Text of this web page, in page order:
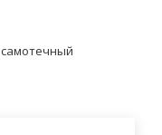
самотечный